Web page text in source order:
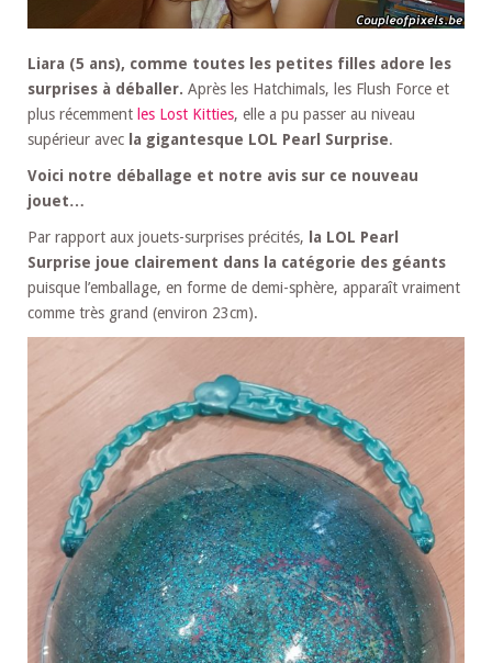
Liara (5 ans), comme toutes les petites filles adore les
surprises à déballer. Après les Hatchimals, les Flush Force et
plus récemment les Lost Kitties, elle a pu passer au niveau
supérieur avec la gigantesque LOL Pearl Surprise.
Voici notre déballage et notre avis sur ce nouveau
jouet…
Par rapport aux jouets-surprises précités, la LOL Pearl
Surprise joue clairement dans la catégorie des géants
puisque l’emballage, en forme de demi-sphère, apparaît vraiment
comme très grand (environ 23cm).